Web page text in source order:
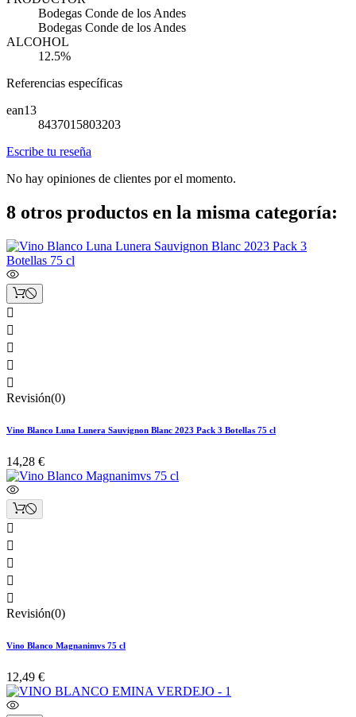
Bodegas Conde de los Andes
Bodegas Conde de los Andes
ALCOHOL
12.5%
Referencias específicas
ean13
8437015803203
Escribe tu reseña
No hay opiniones de clientes por el momento.
8 otros productos en la misma categoría:





Revisión(0)
Vino Blanco Luna Lunera Sauvignon Blanc 2023 Pack 3 Botellas 75 cl
14,28 €





Revisión(0)
Vino Blanco Magnanimvs 75 cl
12,49 €